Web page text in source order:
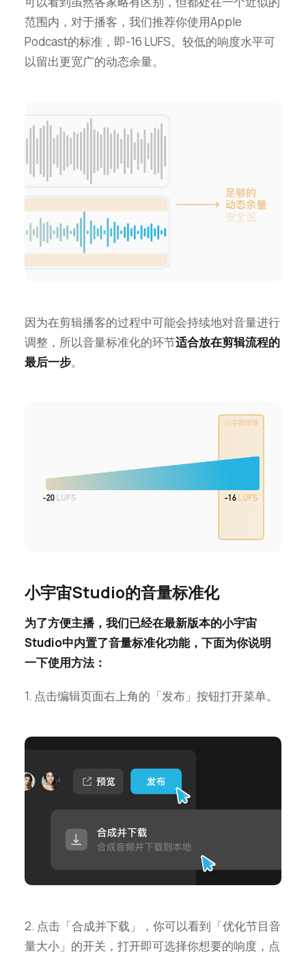
范围内，对于播客，我们推荐你使用Apple
Podcast的标准，即-16 LUFS。较低的响度水平可
以留出更宽广的动态余量。
因为在剪辑播客的过程中可能会持续地对音量进行
调整，所以音量标准化的环节适合放在剪辑流程的
最后一步。
小宇宙Studio的音量标准化
为了方便主播，我们已经在最新版本的小宇宙
Studio中内置了音量标准化功能，下面为你说明
一下使用方法：
1. 点击编辑页面右上角的「发布」按钮打开菜单。
2. 点击「合成并下载」，你可以看到「优化节目音
量大小」的开关，打开即可选择你想要的响度，点